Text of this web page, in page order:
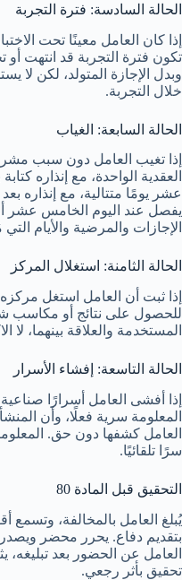
الحالة السادسة: فترة التجربة
إذا كان العامل معينًا تحت
تكون فترة التجربة قد انتهت
وبدل الإجازة المتولد، لكن لا
خلال التجربة.
الحالة السابعة: الغياب
إذا تغيب العامل دون سبب
العقدية الواحدة، مع إنذاره
عشر يومًا متتالية، مع إنذاره
يفصل عند اليوم الخامس عشر أو
الإجازات والمرضية والأيام
الحالة الثامنة: استغلال المركز
إذا ثبت أن العامل استغل
للحصول على نتائج أو مكاسب
المستخدمة والعلاقة بينهما، لا
الحالة التاسعة: إفشاء الأسرار
إذا أفشى العامل أسرارًا
المعلومة سرية فعلًا، وأن
العامل كشفها دون حق.
سرًا تلقائيًا.
التحقيق قبل المادة 80
يُبلغ العامل بالمخالفة، وتسمع
بتقديم دفاع. يحرر محضر ويصدر
العامل عن الحضور بعد تبليغه،
تحقيق بأثر رجعي.